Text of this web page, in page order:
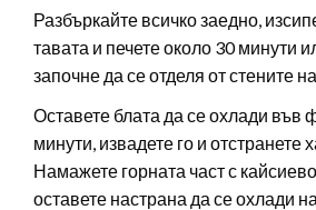
Разбъркайте всичко заедно,
тавата и печете около 30 минути
започне да се отделя от стените
Оставете блата да се охлади във
минути, извадете го и отстранете
Намажете горната част с
оставете настрана да се охлади